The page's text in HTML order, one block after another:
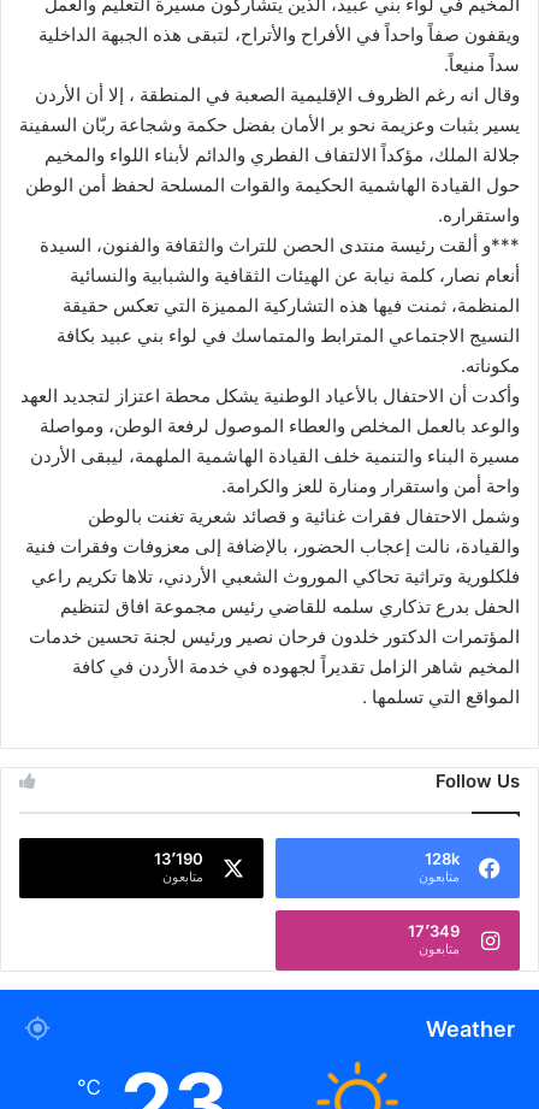
المخيم في لواء بني عبيد، الذين يتشاركون مسيرة التعليم والعمل
ويقفون صفاً واحداً في الأفراح والأتراح، لتبقى هذه الجبهة الداخلية
سداً منيعاً.
وقال انه رغم الظروف الإقليمية الصعبة في المنطقة ، إلا أن الأردن
يسير بثبات وعزيمة نحو بر الأمان بفضل حكمة وشجاعة ربّان السفينة
جلالة الملك، مؤكداً الالتفاف الفطري والدائم لأبناء اللواء والمخيم
حول القيادة الهاشمية الحكيمة والقوات المسلحة لحفظ أمن الوطن
واستقراره.
***و ألقت رئيسة منتدى الحصن للتراث والثقافة والفنون، السيدة
أنعام نصار، كلمة نيابة عن الهيئات الثقافية والشبابية والنسائية
المنظمة، ثمنت فيها هذه التشاركية المميزة التي تعكس حقيقة
النسيج الاجتماعي المترابط والمتماسك في لواء بني عبيد بكافة
مكوناته.
وأكدت أن الاحتفال بالأعياد الوطنية يشكل محطة اعتزاز لتجديد العهد
والوعد بالعمل المخلص والعطاء الموصول لرفعة الوطن، ومواصلة
مسيرة البناء والتنمية خلف القيادة الهاشمية الملهمة، ليبقى الأردن
واحة أمن واستقرار ومنارة للعز والكرامة.
وشمل الاحتفال فقرات غنائية و قصائد شعرية تغنت بالوطن
والقيادة، نالت إعجاب الحضور، بالإضافة إلى معزوفات وفقرات فنية
فلكلورية وتراثية تحاكي الموروث الشعبي الأردني، تلاها تكريم راعي
الحفل بدرع تذكاري سلمه للقاضي رئيس مجموعة افاق لتنظيم
المؤتمرات الدكتور خلدون فرحان نصير ورئيس لجنة تحسين خدمات
المخيم شاهر الزامل تقديراً لجهوده في خدمة الأردن في كافة
المواقع التي تسلمها .
Follow Us
128k
متابعون
13٬190
متابعون
17٬349
متابعون
Weather
℃